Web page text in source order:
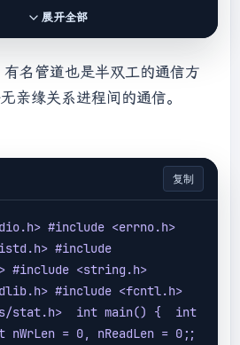
from server: %s \n"
"== hello world ==";
msg,
{     printf(
waitpid(pid,
1; }
展开全部
名管道也是半双工的通信方
亲缘关系进程间的通信。
复制
#include <errno.h>
#include <string.h>
#include <fcntl.h>
stat.h>
  int main() {  int
= 0, nReadLen = 0;;